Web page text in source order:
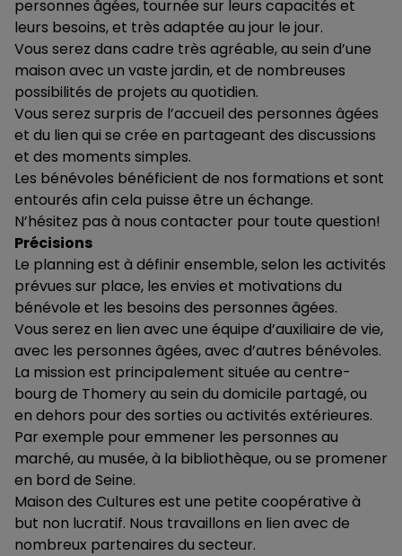
personnes âgées, tournée sur leurs capacités et
leurs besoins, et très adaptée au jour le jour.
Vous serez dans cadre très agréable, au sein d’une
maison avec un vaste jardin, et de nombreuses
possibilités de projets au quotidien.
Vous serez surpris de l’accueil des personnes âgées
et du lien qui se crée en partageant des discussions
et des moments simples.
Les bénévoles bénéficient de nos formations et sont
entourés afin cela puisse être un échange.
N’hésitez pas à nous contacter pour toute question!
Précisions
Le planning est à définir ensemble, selon les activités
prévues sur place, les envies et motivations du
bénévole et les besoins des personnes âgées.
Vous serez en lien avec une équipe d’auxiliaire de vie,
avec les personnes âgées, avec d’autres bénévoles.
La mission est principalement située au centre-
bourg de Thomery au sein du domicile partagé, ou
en dehors pour des sorties ou activités extérieures.
Par exemple pour emmener les personnes au
marché, au musée, à la bibliothèque, ou se promener
en bord de Seine.
Maison des Cultures est une petite coopérative à
but non lucratif. Nous travaillons en lien avec de
nombreux partenaires du secteur.